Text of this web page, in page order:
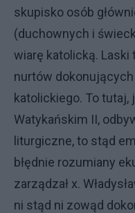
skupisko osób
(duchownych i
wiarę katolicką.
nurtów
katolickiego. To
Watykańskim II,
liturgiczne, to stąd
błędnie rozumiany
zarządzał x.
ni stąd ni zowąd